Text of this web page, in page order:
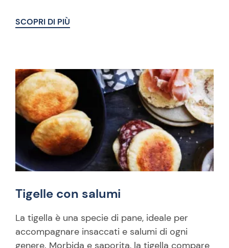
SCOPRI DI PIÙ
Tigelle con salumi
La tigella è una specie di pane, ideale per
accompagnare insaccati e salumi di ogni
genere. Morbida e saporita, la tigella compare